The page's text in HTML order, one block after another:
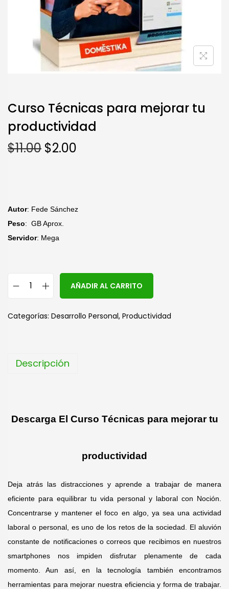
Curso Técnicas para mejorar tu
productividad
$11.00 $2.00
Autor: Fede Sánchez
Peso: GB Aprox.
Servidor: Mega
AÑADIR AL CARRITO
e
Categorías: Desarrollo Personal, Productividad
Descripción
Descarga El Curso Técnicas para mejorar tu
productividad
Deja atrás las distracciones y aprende a trabajar de manera
eficiente para equilibrar tu vida personal y laboral con Noción.
Concentrarse y mantener el foco en algo, ya sea una actividad
laboral o personal, es uno de los retos de la sociedad. El aluvión
constante de notificaciones o correos que recibimos en nuestros
smartphones nos impiden disfrutar plenamente de cada
momento. Aun así, en la tecnología también encontramos
herramientas para mejorar nuestra eficiencia y forma de trabajar.